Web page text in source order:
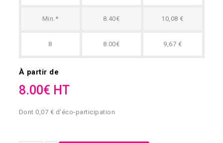
Min.* 8.40€ 10,08 €
8 8.00€ 9,67 €
À partir de
8.00€ HT
Dont 0,07 € d'éco-participation